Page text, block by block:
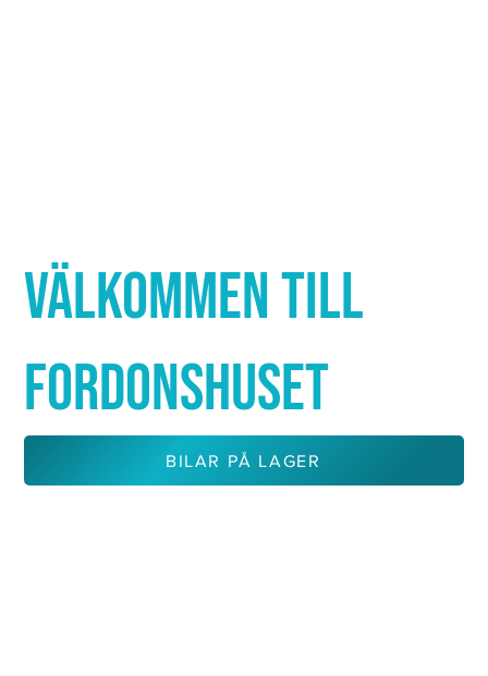
VÄLKOMMEN TILL
FORDONSHUSET
BILAR PÅ LAGER